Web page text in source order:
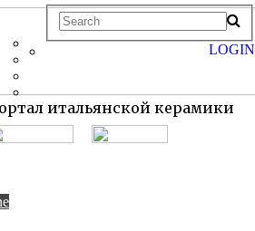
итальянской керамики
LOGIN